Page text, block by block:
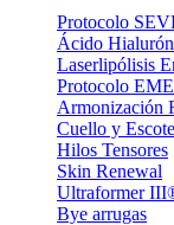
Protocolo
Ácido
Laserlipólisis
Protocolo
Armonización
Cuello y
Hilos Tensores
Skin Renewal
Ultraformer
Bye arrugas